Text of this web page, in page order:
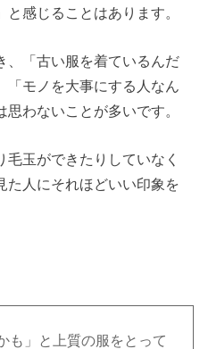
感じることはあります。
、「古い服を着ているんだ
「モノを大事にする人なん
わないことが多いです。
玉ができたりしていなく
た人にそれほどいい印象を
も」と上質の服をとって